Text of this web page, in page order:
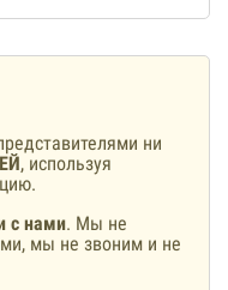
ни
, используя
с нами. Мы не
мы не звоним и не